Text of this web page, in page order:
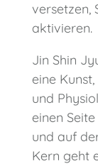
versetzen,
aktivieren.
Jin Shin
eine
und
einen
und auf
Kern geht